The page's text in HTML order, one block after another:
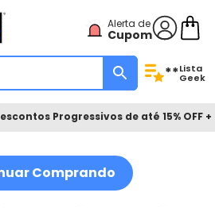
Alerta de
Cupom
**Lista
Geek
Progressivos de até 15% OFF
Comprando